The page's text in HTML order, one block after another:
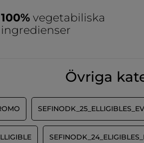
100% vegetabiliska
ingredienser
Övriga